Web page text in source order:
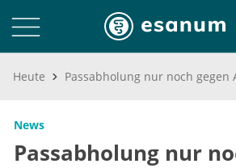
Heute
News
Passabholung nur